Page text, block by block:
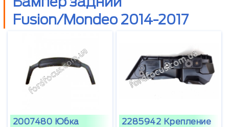
Fusion/Mondeo 2014-2017
2007480 Юбка
2285942 Крепление